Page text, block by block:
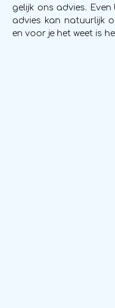
gelijk ons advies.
advies kan natuurlijk
en voor je het weet is